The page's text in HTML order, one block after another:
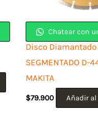
Chatear con
Disco Diamantado
SEGMENTADO D-
MAKITA
$79.900 Añadir